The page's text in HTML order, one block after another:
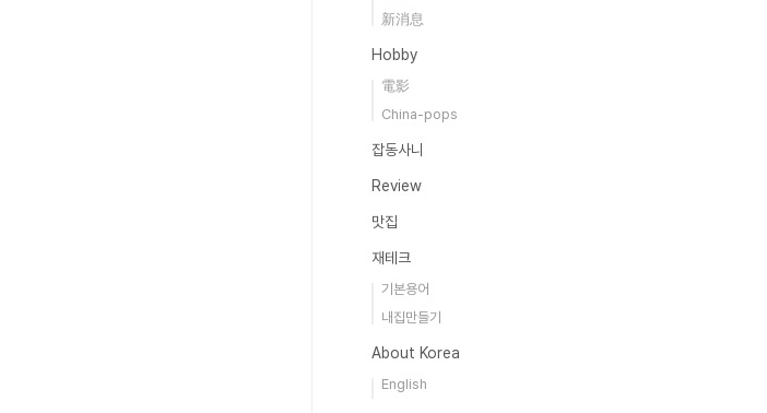
新消息
Hobby
電影
China-pops
잡동사니
Review
맛집
재테크
기본용어
내집만들기
About Korea
English